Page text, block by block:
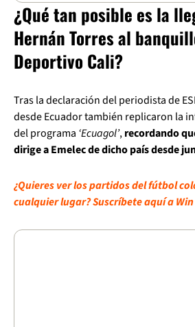
¿Qué tan posible es la
Hernán Torres al
Deportivo Cali?
Tras la declaración del periodista de
desde Ecuador también replicaron la
del programa ‘Ecuagol’,recordando
dirige a Emelec de dicho país desde
¿Quieres ver los partidos del fútbol
cualquier lugar? Suscríbete aquí a